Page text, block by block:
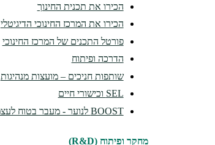
הכירו את תכנית החינוך
הכירו את המרכז החינוכי הדיגיטלי
פורטל התכנים של המרכז החינוכי
הדרכה ופיתוח
שותפות חניכים – מועצות מנהיגות
SEL וכישורי חיים
BOOST לנוער - מעבר בטוח לעצמאות
מחקר ופיתוח (R&D)